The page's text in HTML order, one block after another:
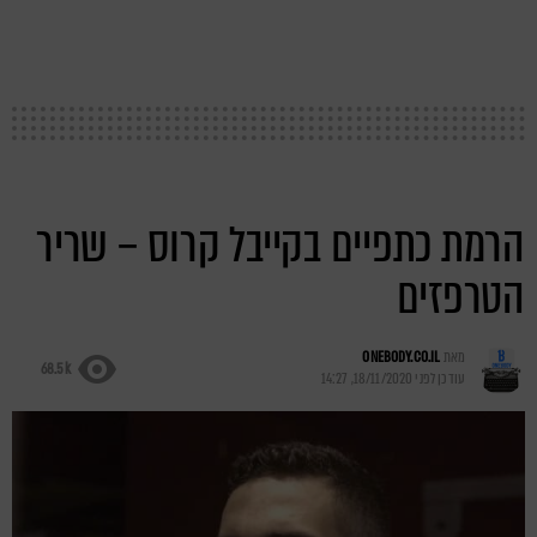
הרמת כתפיים בקייבל קרוס – שריר
הטרפזים
מאתONEBODY.CO.IL
עודכן לפני 18/11/2020, 14:27
68.5k